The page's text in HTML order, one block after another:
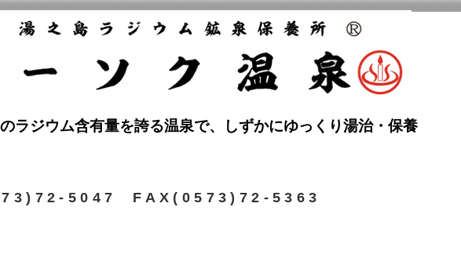
のラジウム含有量を誇る温泉で、しずかにゆっくり湯治・保養
5047 FAX(0573)72-5363